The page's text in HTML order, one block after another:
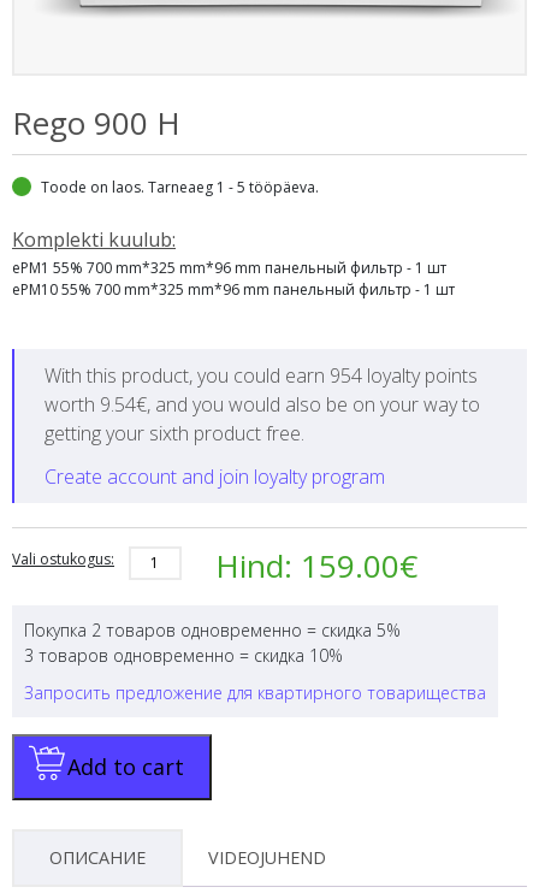
Rego 900 H
Toode on laos. Tarneaeg 1 - 5 tööpäeva.
Komplekti kuulub:
ePM1 55% 700 mm*325 mm*96 mm панельный фильтр - 1 шт
ePM10 55% 700 mm*325 mm*96 mm панельный фильтр - 1 шт
With this product, you could earn 954 loyalty points
worth 9.54€, and you would also be on your way to
getting your sixth product free.
Create account and join loyalty program
Vali ostukogus: Hind: 159.00€
Покупка 2 товаров одновременно = скидка 5%
3 товаров одновременно = скидка 10%
Запросить предложение для квартирного товарищества
Add to cart
ОПИСАНИЕ VIDEOJUHEND